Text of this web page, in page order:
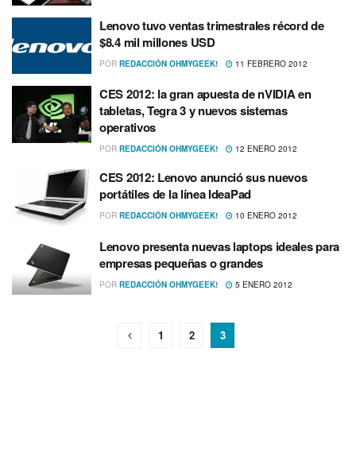
Lenovo tuvo ventas trimestrales récord de
$8.4 mil millones USD
POR REDACCIÓN OHMYGEEK! 11 FEBRERO 2012
CES 2012: la gran apuesta de nVIDIA en
tabletas, Tegra 3 y nuevos sistemas
operativos
POR REDACCIÓN OHMYGEEK! 12 ENERO 2012
CES 2012: Lenovo anunció sus nuevos
portátiles de la lí­nea IdeaPad
POR REDACCIÓN OHMYGEEK! 10 ENERO 2012
Lenovo presenta nuevas laptops ideales para
empresas pequeñas o grandes
POR REDACCIÓN OHMYGEEK! 5 ENERO 2012
1 2 3